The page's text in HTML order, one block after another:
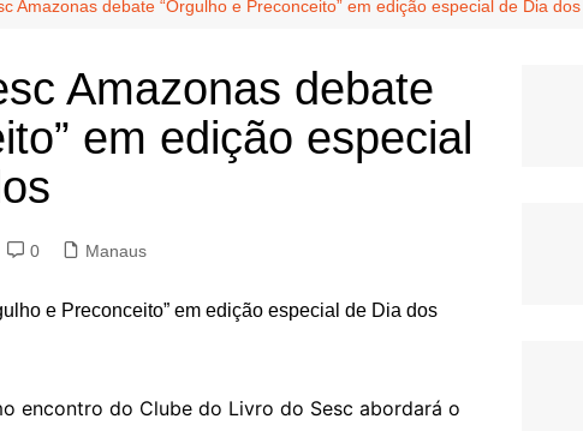
Amazonas debate “Orgulho e Preconceito” em edição especial de Dia
Amazonas debate
em edição especial
0 Manaus
encontro do Clube do Livro do Sesc abordará o